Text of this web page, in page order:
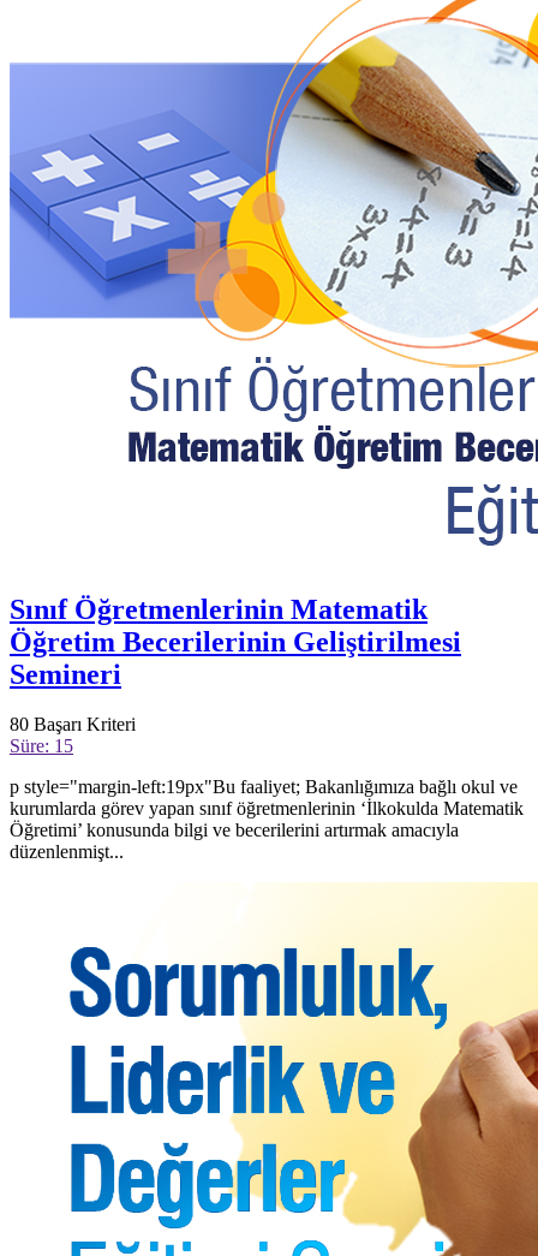
Sınıf Öğretmenlerinin Matematik
Öğretim Becerilerinin Geliştirilmesi
Semineri
80 Başarı Kriteri
Süre: 15
p style="margin-left:19px"Bu faaliyet; Bakanlığımıza bağlı okul ve
kurumlarda görev yapan sınıf öğretmenlerinin ‘İlkokulda Matematik
Öğretimi’ konusunda bilgi ve becerilerini artırmak amacıyla
düzenlenmişt...